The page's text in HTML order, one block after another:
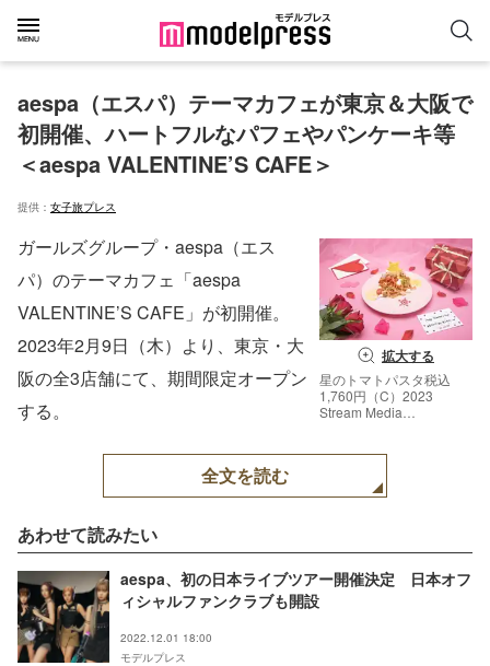
aespa（エスパ）テーマカフェが東京＆大阪で
初開催、ハートフルなパフェやパンケーキ等
＜aespa VALENTINE’S CAFE＞
提供： 女子旅プレス
拡大する
星のトマトパスタ税込
1,760円（C）2023
Stream Media
ガールズグループ・aespa（エス
パ）のテーマカフェ「aespa
VALENTINE’S CAFE」が初開催。
2023年2月9日（木）より、東京・大
阪の全3店舗にて、期間限定オープン
する。
全文を読む
あわせて読みたい
aespa、初の日本ライブツアー開催決定 日本オフ
ィシャルファンクラブも開設
2022.12.01 18:00
モデルプレス